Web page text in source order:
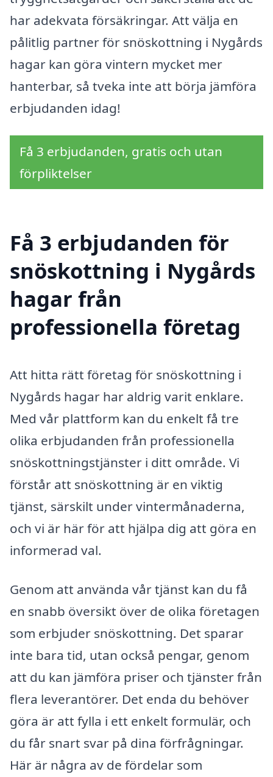
har adekvata försäkringar. Att välja en
pålitlig partner för snöskottning i Nygårds
hagar kan göra vintern mycket mer
hanterbar, så tveka inte att börja jämföra
erbjudanden idag!
Få 3 erbjudanden, gratis och utan
förpliktelser
Få 3 erbjudanden för
snöskottning i Nygårds
hagar från
professionella företag
Att hitta rätt företag för snöskottning i
Nygårds hagar har aldrig varit enklare.
Med vår plattform kan du enkelt få tre
olika erbjudanden från professionella
snöskottningstjänster i ditt område. Vi
förstår att snöskottning är en viktig
tjänst, särskilt under vintermånaderna,
och vi är här för att hjälpa dig att göra en
informerad val.
Genom att använda vår tjänst kan du få
en snabb översikt över de olika företagen
som erbjuder snöskottning. Det sparar
inte bara tid, utan också pengar, genom
att du kan jämföra priser och tjänster från
flera leverantörer. Det enda du behöver
göra är att fylla i ett enkelt formulär, och
du får snart svar på dina förfrågningar.
Här är några av de fördelar som